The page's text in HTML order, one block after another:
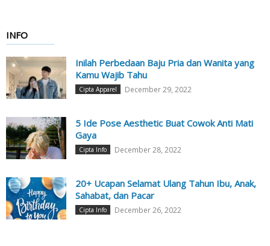
INFO
Inilah Perbedaan Baju Pria dan Wanita yang
Kamu Wajib Tahu
Cipta Apparel December 29, 2022
5 Ide Pose Aesthetic Buat Cowok Anti Mati
Gaya
Cipta Info December 28, 2022
20+ Ucapan Selamat Ulang Tahun Ibu, Anak,
Sahabat, dan Pacar
Cipta Info December 26, 2022